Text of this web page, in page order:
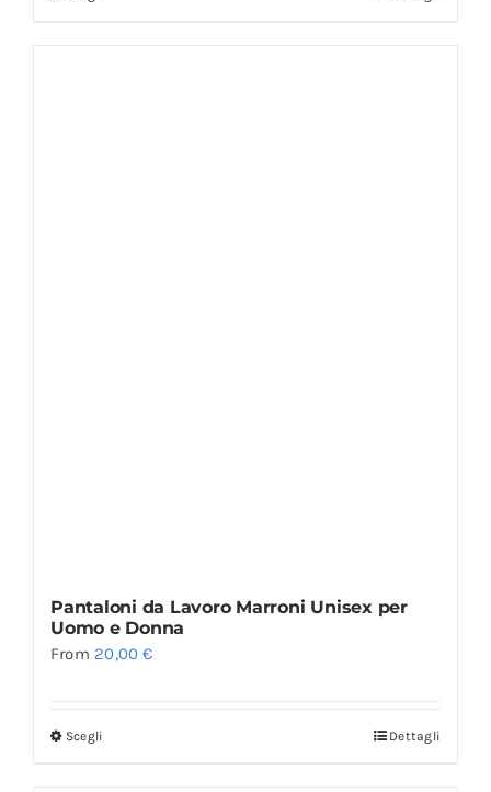
Pantaloni da Lavoro Marroni Unisex per
Uomo e Donna
From 20,00€
Scegli Dettagli